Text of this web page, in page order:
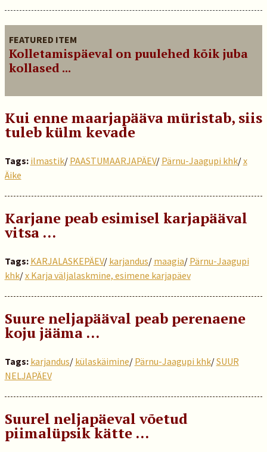
FEATURED ITEM
Kolletamispäeval on puulehed kõik juba
kollased ...
Kui enne maarjapääva müristab, siis
tuleb külm kevade
Tags: ilmastik/ PAASTUMAARJAPÄEV/ Pärnu-Jaagupi khk/x
Äike
Karjane peab esimisel karjapääval
vitsa …
Tags: KARJALASKEPÄEV/ karjandus/ maagia/ Pärnu-Jaagupi
khk/x Karja väljalaskmine, esimene karjapäev
Suure neljapääval peab perenaene
koju jääma …
Tags: karjandus/ külaskäimine/ Pärnu-Jaagupi khk/SUUR
NELJAPÄEV
Suurel neljapäeval võetud
piimalüpsik kätte …